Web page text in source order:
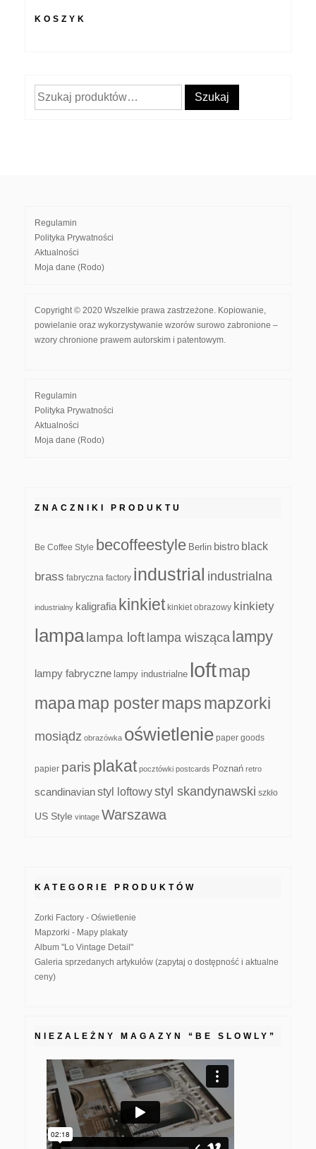
KOSZYK
Szukaj: Szukaj
Regulamin
Polityka Prywatności
Aktualności
Moja dane (Rodo)
Copyright © 2020 Wszelkie prawa zastrzeżone. Kopiowanie,
powielanie oraz wykorzystywanie wzorów surowo zabronione –
wzory chronione prawem autorskim i patentowym.
Regulamin
Polityka Prywatności
Aktualności
Moja dane (Rodo)
ZNACZNIKI PRODUKTU
Be Coffee Style becoffeestyle Berlin bistro black
brass fabryczna factory industrial industrialna
industrialny kaligrafia kinkiet kinkiet obrazowy kinkiety
lampa lampa loft lampa wisząca lampy
lampy fabryczne lampy industrialne loftmap
mapamap postermapsmapzorki
mosiądz obrazówka oświetlenie paper goods
papier paris plakat pocztówki postcards Poznań retro
scandinavianstyl loftowystyl skandynawski szkło
US Style vintage Warszawa
KATEGORIE PRODUKTÓW
Zorki Factory - Oświetlenie
Mapzorki - Mapy plakaty
Album "Lo Vintage Detail"
Galeria sprzedanych artykułów (zapytaj o dostępność i aktualne
ceny)
NIEZALEŻNY MAGAZYN “BE SLOWLY”